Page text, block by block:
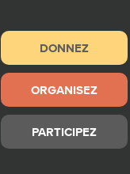
DONNEZ
ORGANISEZ
PARTICIPEZ